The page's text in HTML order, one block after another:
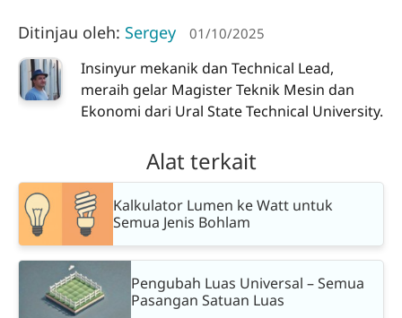
Ditinjau oleh: Sergey 01/10/2025
Insinyur mekanik dan Technical Lead,
meraih gelar Magister Teknik Mesin dan
Ekonomi dari Ural State Technical University.
Alat terkait
Kalkulator Lumen ke Watt untuk
Semua Jenis Bohlam
Pengubah Luas Universal – Semua
Pasangan Satuan Luas